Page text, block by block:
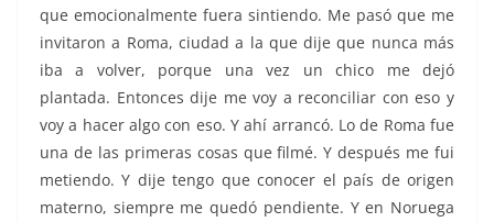
que emocionalmente fuera sintiendo. Me pasó que me
invitaron a Roma, ciudad a la que dije que nunca más
iba a volver, porque una vez un chico me dejó
plantada. Entonces dije me voy a reconciliar con eso y
voy a hacer algo con eso. Y ahí arrancó. Lo de Roma fue
una de las primeras cosas que filmé. Y después me fui
metiendo. Y dije tengo que conocer el país de origen
materno, siempre me quedó pendiente. Y en Noruega